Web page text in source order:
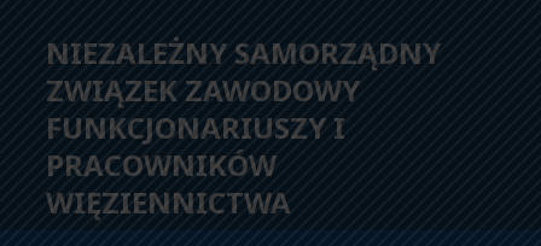
NIEZALEŻNY SAMORZĄDNY
ZWIĄZEK ZAWODOWY
FUNKCJONARIUSZY I
PRACOWNIKÓW
WIĘZIENNICTWA